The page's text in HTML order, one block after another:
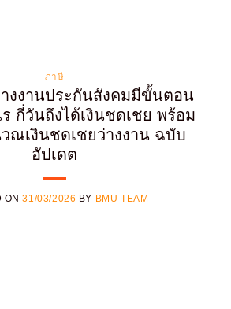
ภาษี
งงานประกันสังคมมีขั้นตอน
กี่วันถึงได้เงินชดเชย พร้อม
ณเงินชดเชยว่างงาน ฉบับ
อัปเดต
ON31/03/2026 BY BMU TEAM